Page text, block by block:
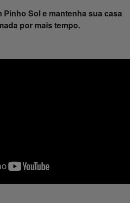
Pinho Sol e mantenha sua casa
por mais tempo.